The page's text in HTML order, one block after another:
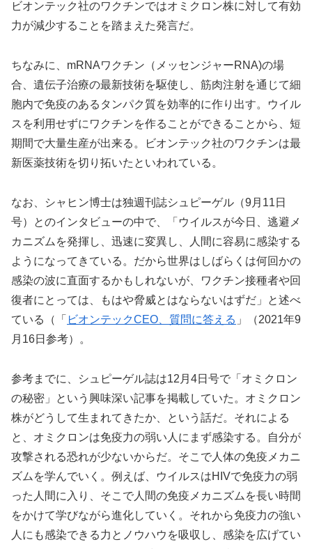
ビオンテック社のワクチンではオミクロン株に対して有効
力が減少することを踏まえた発言だ。
ちなみに、mRNAワクチン（メッセンジャーRNA)の場
合、遺伝子治療の最新技術を駆使し、筋肉注射を通じて細
胞内で免疫のあるタンパク質を効率的に作り出す。ウイル
スを利用せずにワクチンを作ることができることから、短
期間で大量生産が出来る。ビオンテック社のワクチンは最
新医薬技術を切り拓いたといわれている。
なお、シャヒン博士は独週刊誌シュピーゲル（9月11日
号）とのインタビューの中で、「ウイルスが今日、逃避メ
カニズムを発揮し、迅速に変異し、人間に容易に感染する
ようになってきている。だから世界はしばらくは何回かの
感染の波に直面するかもしれないが、ワクチン接種者や回
復者にとっては、もはや脅威とはならないはずだ」と述べ
ている（「 ビオンテックCEO、質問に答える 」（2021年9
月16日参考）。
参考までに、シュピーゲル誌は12月4日号で「オミクロン
の秘密」という興味深い記事を掲載していた。オミクロン
株がどうして生まれてきたか、という話だ。それによる
と、オミクロンは免疫力の弱い人にまず感染する。自分が
攻撃される恐れが少ないからだ。そこで人体の免疫メカニ
ズムを学んでいく。例えば、ウイルスはHIVで免疫力の弱
った人間に入り、そこで人間の免疫メカニズムを長い時間
をかけて学びながら進化していく。それから免疫力の強い
人にも感染できる力とノウハウを吸収し、感染を広げてい